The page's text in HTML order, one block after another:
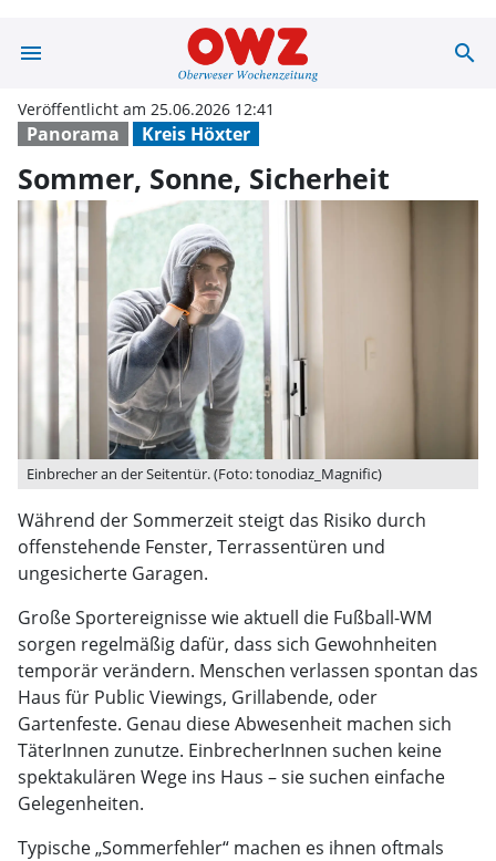
menu Sommer, search
Panorama Kreis Höxter
Veröffentlicht am 25.06.2026 12:41
Sommer, Sonne, Sicherheit
Einbrecher an der Seitentür. (Foto: tonodiaz_Magnific)
Während der Sommerzeit steigt das Risiko durch
offenstehende Fenster, Terrassentüren und
ungesicherte Garagen.
Große Sportereignisse wie aktuell die Fußball-WM
sorgen regelmäßig dafür, dass sich Gewohnheiten
temporär verändern. Menschen verlassen spontan das
Haus für Public Viewings, Grillabende, oder
Gartenfeste. Genau diese Abwesenheit machen sich
TäterInnen zunutze. EinbrecherInnen suchen keine
spektakulären Wege ins Haus – sie suchen einfache
Gelegenheiten.
Typische „Sommerfehler“ machen es ihnen oftmals